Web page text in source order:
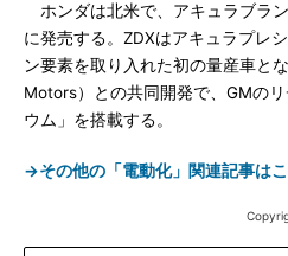
ホンダは北米で、アキュラブラ
に発売する。ZDXはアキュラプレ
ン要素を取り入れた初の量産車と
Motors）との共同開発で、GMの
ウム」を搭載する。
→その他の「電動化」関連記事は